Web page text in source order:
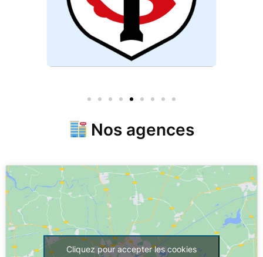
Nos agences
Cliquez pour accepter les cookies